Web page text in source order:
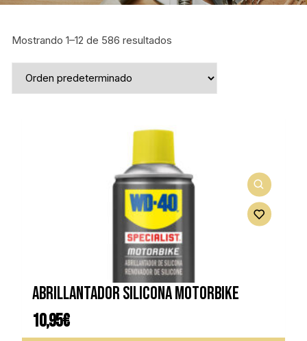
Mostrando 1–12 de 586 resultados
Abrillantador silicona motorbike
10,95€